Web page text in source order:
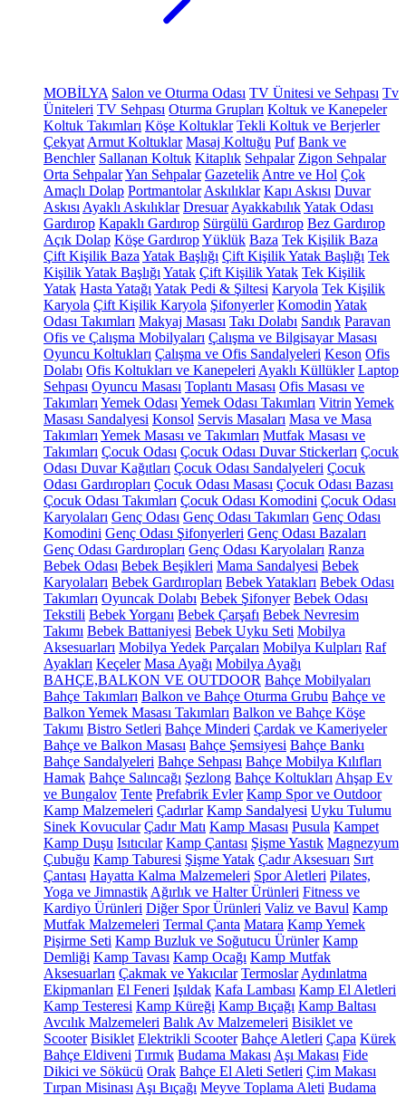
MOBİLYA Salon ve Oturma Odası TV Ünitesi ve Sehpası Tv
Üniteleri TV Sehpası Oturma Grupları Koltuk ve Kanepeler
Koltuk Takımları Köşe Koltuklar Tekli Koltuk ve Berjerler
Çekyat Armut Koltuklar Masaj Koltuğu Puf Bank ve
Benchler Sallanan Koltuk Kitaplık Sehpalar Zigon Sehpalar
Orta SehpalarYan Sehpalar Gazetelik Antre ve Hol Çok
Amaçlı Dolap Portmantolar Askılıklar Kapı Askısı Duvar
Askısı Ayaklı Askılıklar Dresuar AyakkabılıkYatak Odası
Gardırop Kapaklı Gardırop Sürgülü Gardırop Bez Gardırop
Açık Dolap Köşe GardıropYüklük Baza Tek Kişilik Baza
Çift Kişilik Baza Yatak Başlığı Çift Kişilik Yatak Başlığı Tek
Kişilik Yatak Başlığı Yatak Çift Kişilik Yatak Tek Kişilik
Yatak Hasta Yatağı Yatak Pedi & Şiltesi Karyola Tek Kişilik
Karyola Çift Kişilik Karyola Şifonyerler Komodin Yatak
Odası Takımları Makyaj Masası Takı Dolabı Sandık Paravan
Ofis ve Çalışma Mobilyaları Çalışma ve Bilgisayar Masası
Oyuncu Koltukları Çalışma ve Ofis Sandalyeleri Keson Ofis
Dolabı Ofis Koltukları ve Kanepeleri Ayaklı Küllükler Laptop
Sehpası Oyuncu Masası Toplantı Masası Ofis Masası ve
Takımları Yemek Odası Yemek Odası Takımları Vitrin Yemek
Masası Sandalyesi Konsol Servis Masaları Masa ve Masa
Takımları Yemek Masası ve Takımları Mutfak Masası ve
Takımları Çocuk Odası Çocuk Odası Duvar Stickerları Çocuk
Odası Duvar Kağıtları Çocuk Odası Sandalyeleri Çocuk
Odası Gardıropları Çocuk Odası Masası Çocuk Odası Bazası
Çocuk Odası Takımları Çocuk Odası Komodini Çocuk Odası
Karyolaları Genç Odası Genç Odası Takımları Genç Odası
Komodini Genç Odası Şifonyerleri Genç Odası Bazaları
Genç Odası Gardıropları Genç Odası Karyolaları Ranza
Bebek Odası Bebek Beşikleri Mama Sandalyesi Bebek
Karyolaları Bebek Gardıropları Bebek Yatakları Bebek Odası
Takımları Oyuncak Dolabı Bebek Şifonyer Bebek Odası
Tekstili Bebek Yorganı Bebek Çarşafı Bebek Nevresim
Takımı Bebek Battaniyesi Bebek Uyku Seti Mobilya
Aksesuarları Mobilya Yedek Parçaları Mobilya Kulpları Raf
Ayakları Keçeler Masa Ayağı Mobilya Ayağı
BAHÇE,BALKON VE OUTDOOR Bahçe Mobilyaları
Bahçe Takımları Balkon ve Bahçe Oturma Grubu Bahçe ve
Balkon Yemek Masası Takımları Balkon ve Bahçe Köşe
Takımı Bistro Setleri Bahçe Minderi Çardak ve Kameriyeler
Bahçe ve Balkon Masası Bahçe Şemsiyesi Bahçe Bankı
Bahçe Sandalyeleri Bahçe Sehpası Bahçe Mobilya Kılıfları
Hamak Bahçe Salıncağı Şezlong Bahçe Koltukları Ahşap Ev
ve Bungalov Tente Prefabrik Evler Kamp Spor ve Outdoor
Kamp Malzemeleri Çadırlar Kamp Sandalyesi Uyku Tulumu
Sinek Kovucular Çadır Matı Kamp Masası Pusula Kampet
Kamp Duşu Isıtıcılar Kamp Çantası Şişme Yastık Magnezyum
Çubuğu Kamp Taburesi Şişme Yatak Çadır Aksesuarı Sırt
Çantası Hayatta Kalma Malzemeleri Spor Aletleri Pilates,
Yoga ve Jimnastik Ağırlık ve Halter Ürünleri Fitness ve
Kardiyo Ürünleri Diğer Spor Ürünleri Valiz ve Bavul Kamp
Mutfak Malzemeleri Termal Çanta Matara Kamp Yemek
Pişirme Seti Kamp Buzluk ve Soğutucu Ürünler Kamp
Demliği Kamp Tavası Kamp Ocağı Kamp Mutfak
Aksesuarları Çakmak ve Yakıcılar Termoslar Aydınlatma
Ekipmanları El Feneri Işıldak Kafa Lambası Kamp El Aletleri
Kamp Testeresi Kamp Küreği Kamp Bıçağı Kamp Baltası
Avcılık Malzemeleri Balık Av Malzemeleri Bisiklet ve
Scooter Bisiklet Elektrikli Scooter Bahçe Aletleri Çapa Kürek
Bahçe Eldiveni Tırmık Budama Makası Aşı Makası Fide
Dikici ve Sökücü Orak Bahçe El Aleti Setleri Çim Makası
Tırpan Misinası Aşı Bıçağı Meyve Toplama Aleti Budama